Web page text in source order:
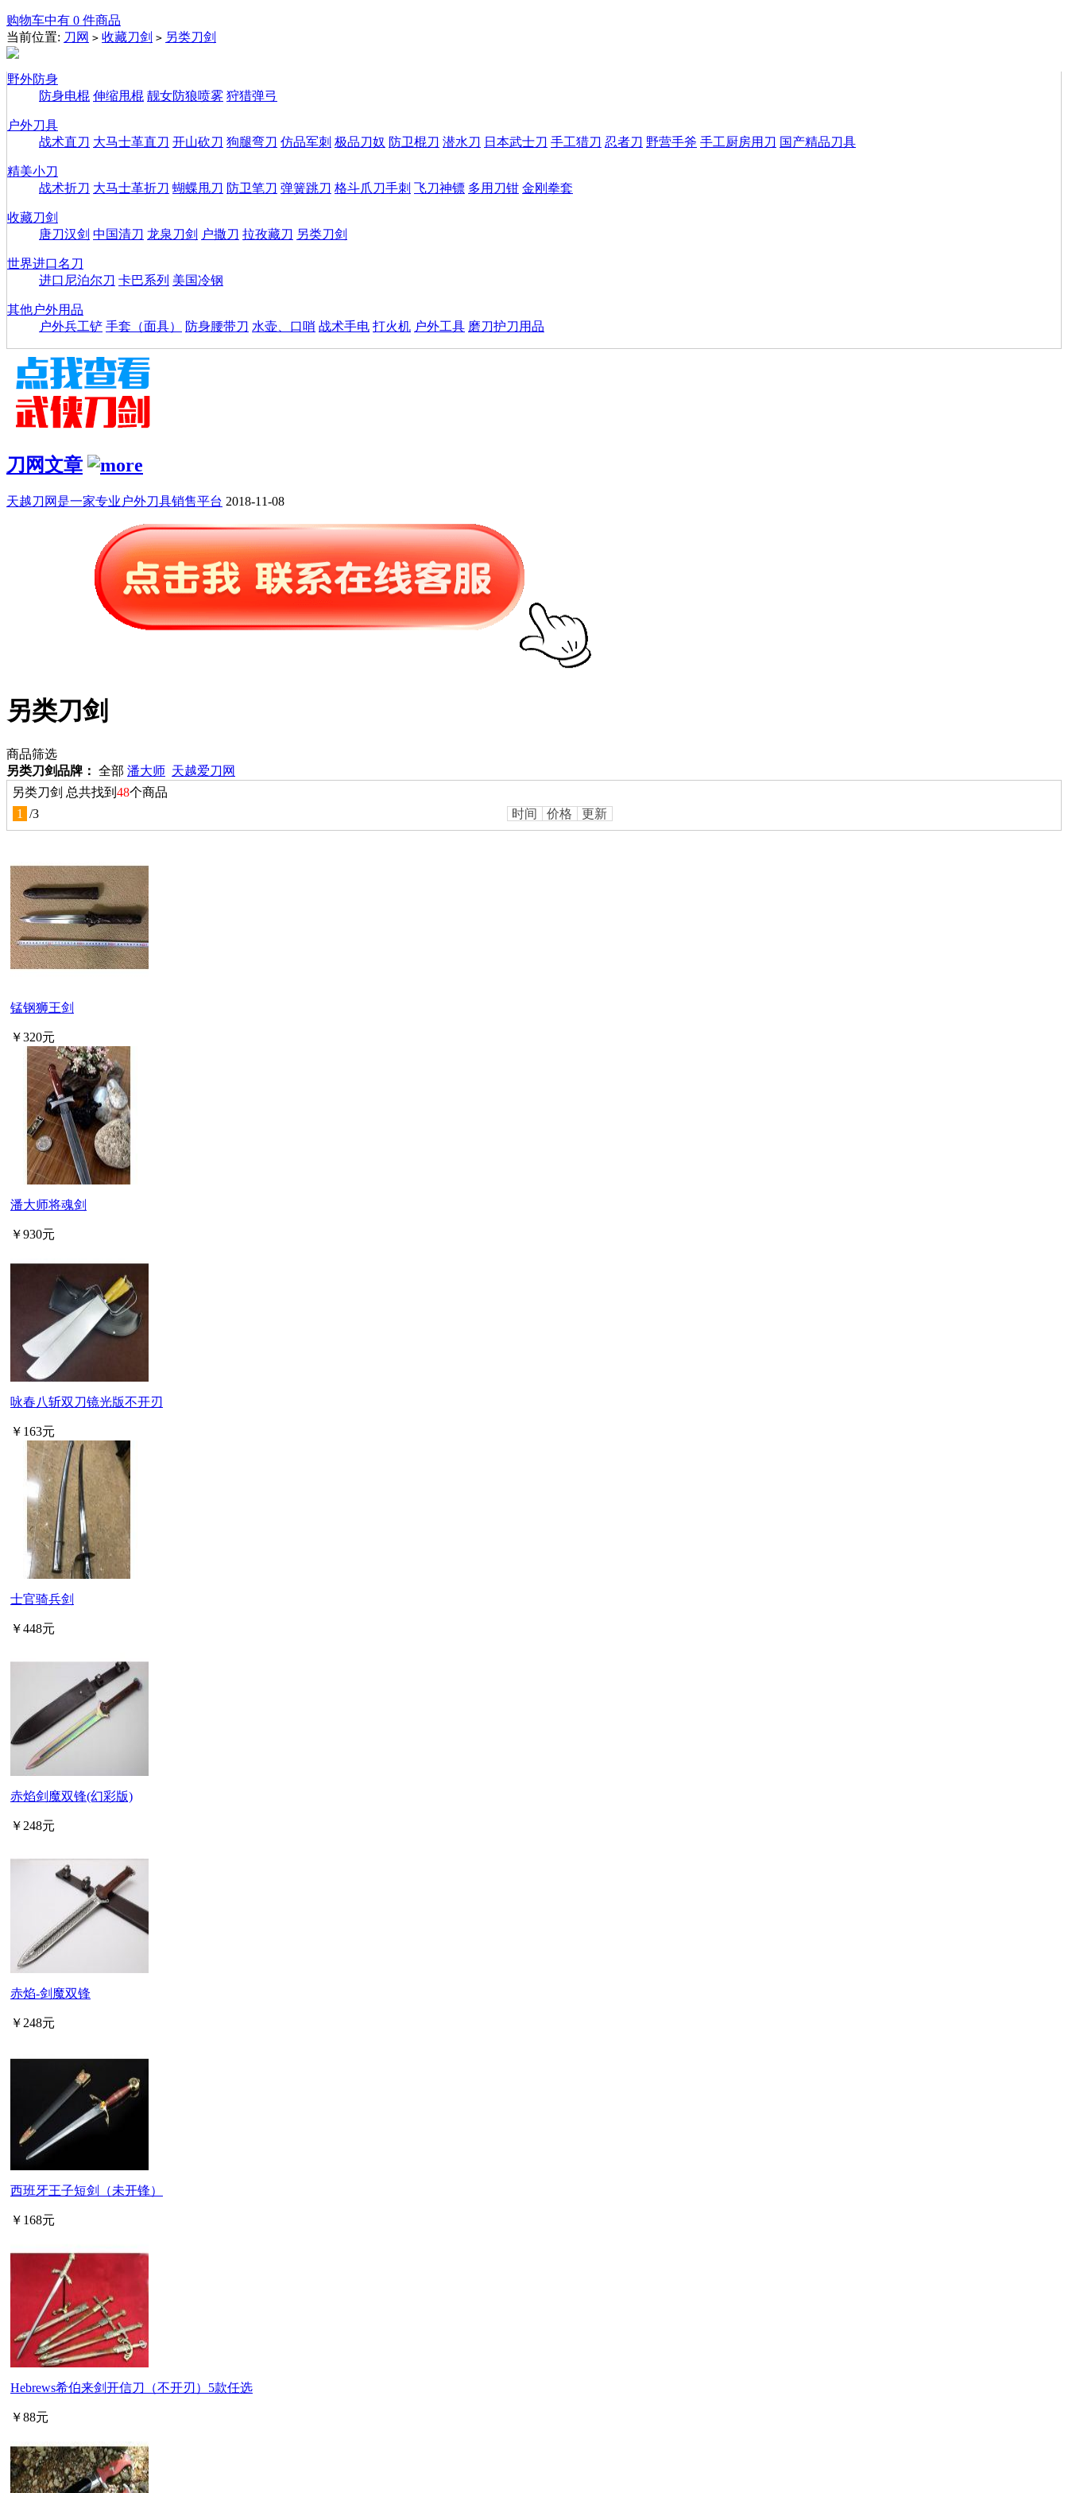
购物车中有 0 件商品
当前位置: 刀网 > 收藏刀剑 > 另类刀剑
野外防身
防身电棍 伸缩甩棍 靓女防狼喷雾 狩猎弹弓
户外刀具
战术直刀 大马士革直刀 开山砍刀 狗腿弯刀 仿品军刺 极品刀奴 防卫棍刀 潜水刀 日本武士刀 手工猎刀 忍者刀 野营手斧 手工厨房用刀 国产精品刀具
精美小刀
战术折刀 大马士革折刀 蝴蝶甩刀 防卫笔刀 弹簧跳刀 格斗爪刀手刺 飞刀神镖 多用刀钳 金刚拳套
收藏刀剑
唐刀汉剑 中国清刀 龙泉刀剑 户撒刀 拉孜藏刀 另类刀剑
世界进口名刀
进口尼泊尔刀 卡巴系列 美国冷钢
其他户外用品
户外兵工铲 手套（面具） 防身腰带刀 水壶、口哨 战术手电 打火机 户外工具 磨刀护刀用品
刀网文章
天越刀网是一家专业户外刀具销售平台 2018-11-08
另类刀剑
商品筛选
另类刀剑品牌： 全部 潘大师 天越爱刀网
另类刀剑 总共找到 48个商品
1
/3 时间 价格 更新
锰钢狮王剑
￥320元
潘大师将魂剑
￥930元
咏春八斩双刀镜光版不开刃
￥163元
士官骑兵剑
￥448元
赤焰剑魔双锋(幻彩版)
￥248元
赤焰-剑魔双锋
￥248元
西班牙王子短剑（未开锋）
￥168元
Hebrews希伯来剑开信刀（不开刃）5款任选
￥88元